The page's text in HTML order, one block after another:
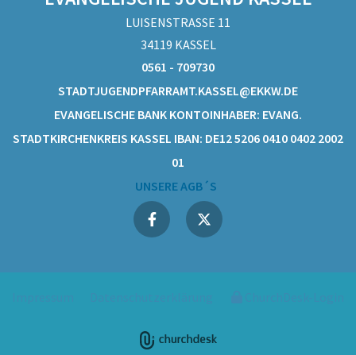
LUISENSTRASSE 11
34119 KASSEL
0561 - 709730
STADTJUGENDPFARRAMT.KASSEL@EKKW.DE
EVANGELISCHE BANK KONTOINHABER: EVANG.
STADTKIRCHENKREIS KASSEL IBAN: DE12 5206 0410 0402 2002
01
UNSERE AGB´S